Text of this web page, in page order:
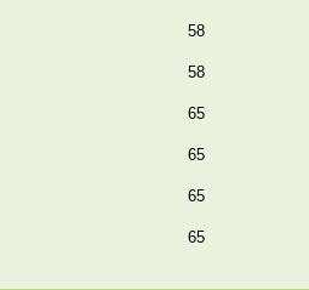
58
58
65
65
65
65